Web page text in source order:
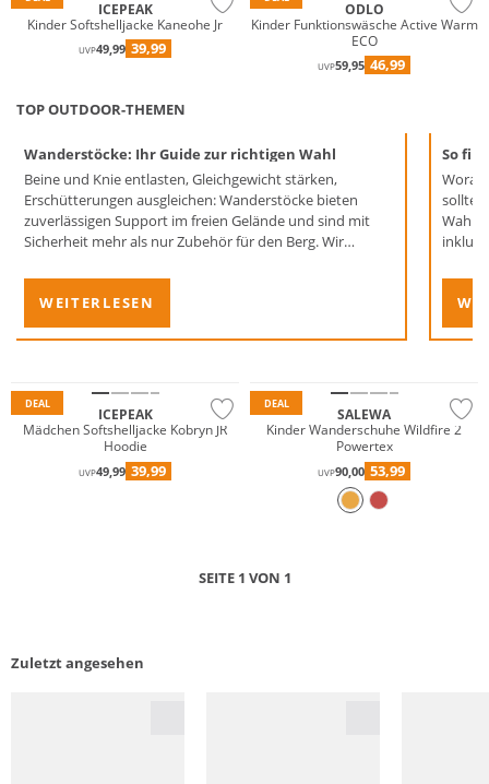
ICEPEAK
Kinder Softshelljacke Kaneohe Jr
UVP49,99 39,99
ODLO
Kinder Funktionswäsche Active Warm
ECO
UVP59,95 46,99
TOP OUTDOOR-THEMEN
Wanderstöcke: Ihr Guide zur richtigen Wahl
Beine und Knie entlasten, Gleichgewicht stärken,
Erschütterungen ausgleichen: Wanderstöcke bieten
zuverlässigen Support im freien Gelände und sind mit
Sicherheit mehr als nur Zubehör für den Berg. Wir
nächste Wanderung finden.
WEITERLESEN
So
Wahl
DEAL
ICEPEAK
Mädchen Softshelljacke Kobryn JR
Hoodie
UVP49,99 39,99
DEAL
SALEWA
Kinder Wanderschuhe Wildfire 2
Powertex
UVP90,00 53,99
SEITE 1 VON 1
Zuletzt angesehen